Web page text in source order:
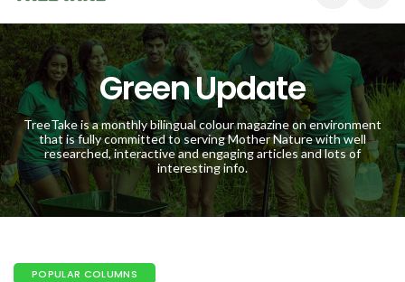
Green Update
TreeTake is a monthly bilingual colour magazine on environment
that is fully committed to serving Mother Nature with well
researched, interactive and engaging articles and lots of
interesting info.
POPULAR COLUMNS